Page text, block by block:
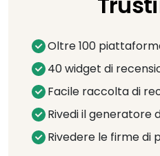
Oltre 100
40 widget di
Facile raccolta di
Rivedi il generatore
Rivedere le firme di